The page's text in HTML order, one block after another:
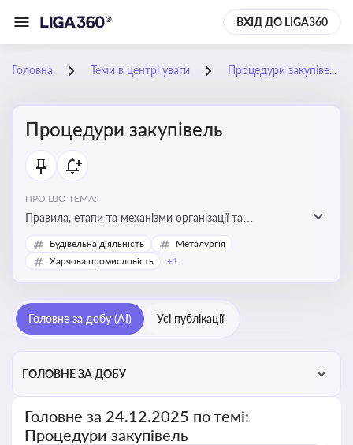
ВХІД ДО LIGA360
Головна Теми в центрі уваги Процедури закупівель
Процедури закупівель
ПРО ЩО ТЕМА:
Правила, етапи та механізми організації та
проведення закупівель товарів, робіт та послуг за
державні чи публічні кошти
Будівельна діяльність
Металургія
Харчова промисловість
+1
Головне за добу (AI) Усі публікації
ГОЛОВНЕ ЗА ДОБУ
Головне за 24.12.2025 по темі:
Процедури закупівель